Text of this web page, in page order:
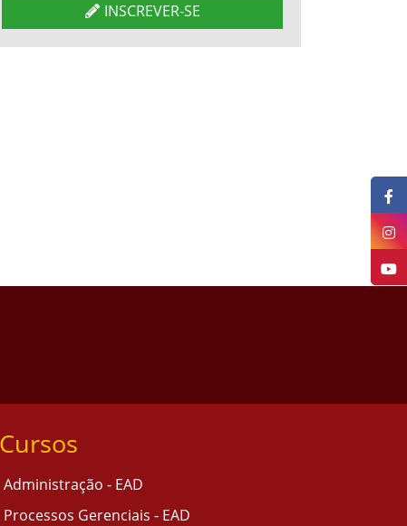
INSCREVER-SE
Cursos
Administração - EAD
Processos Gerenciais - EAD